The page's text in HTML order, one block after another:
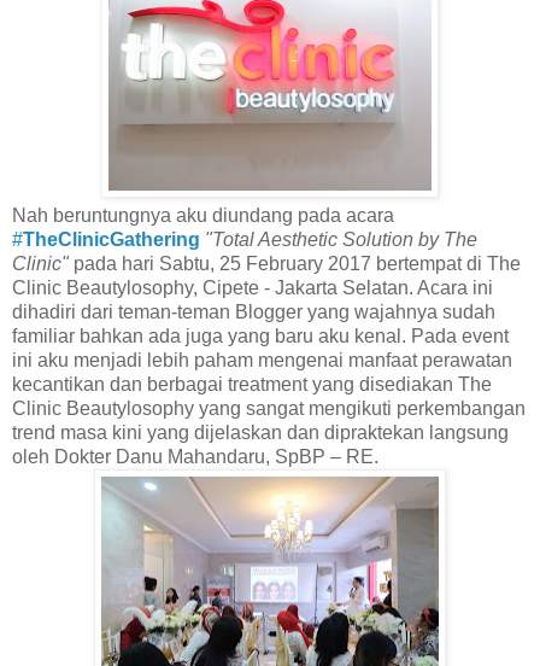
Nah beruntungnya aku diundang pada acara
#TheClinicGathering "Total Aesthetic Solution by The
Clinic" pada hari Sabtu, 25 February 2017 bertempat di The
Clinic Beautylosophy, Cipete - Jakarta Selatan. Acara ini
dihadiri dari teman-teman Blogger yang wajahnya sudah
familiar bahkan ada juga yang baru aku kenal. Pada event
ini aku menjadi lebih paham mengenai manfaat perawatan
kecantikan dan berbagai treatment yang disediakan The
Clinic Beautylosophy yang sangat mengikuti perkembangan
trend masa kini yang dijelaskan dan dipraktekan langsung
oleh Dokter Danu Mahandaru, SpBP – RE.